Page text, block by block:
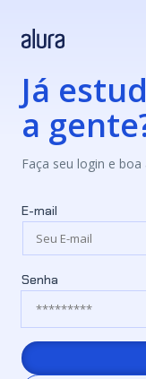
Já
a
Faça seu login e boa
E-mail
Senha